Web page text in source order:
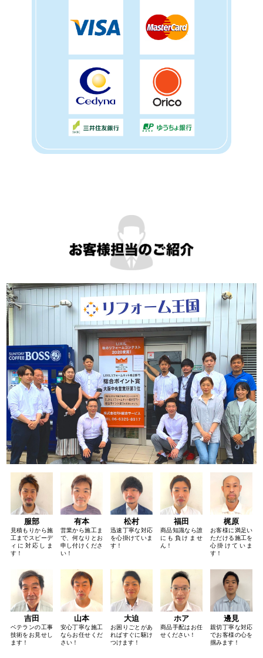
服部
見積もりから施
工までスピーデ
ィに対応しま
す！
有本
営業から施工ま
で、何なりとお
申し付けくださ
い！
松村
迅速丁寧な対応
を心掛けていま
す！
福田
商品知識なら誰
にも負けませ
ん！
梶原
お客様に満足い
ただける施工を
心掛けていま
す！
吉田
ベテランの工事
技術をお見せし
ます！
山本
安心丁寧な施工
ならお任せくだ
さい！
大迫
お困りごとがあ
ればすぐに駆け
つけます！
ホア
商品手配はお任
せください！
邊見
親切丁寧な対応
でお客様の心を
掴みます！